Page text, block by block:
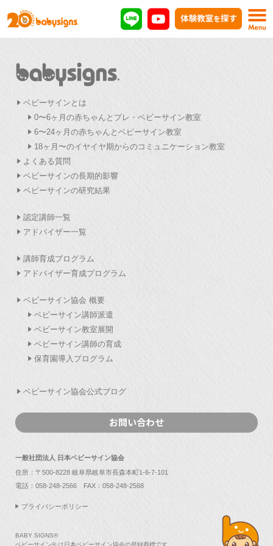
ベビーサインとは
0〜6ヶ月の赤ちゃんとプレ・ベビーサイン教室
6〜24ヶ月の赤ちゃんとベビーサイン教室
18ヶ月〜のイヤイヤ期からのコミュニケーション教室
よくある質問
ベビーサインの長期的影響
ベビーサインの研究結果
認定講師一覧
アドバイザー一覧
講師育成プログラム
アドバイザー育成プログラム
ベビーサイン協会 概要
ベビーサイン講師派遣
ベビーサイン教室展開
ベビーサイン講師の育成
保育園導入プログラム
ベビーサイン協会公式ブログ
お問い合わせ
一般社団法人 日本ベビーサイン協会
住所：〒500-8228 岐阜県岐阜市長森本町1-6-7-101
電話： 058-248-2566 FAX：058-248-2568
プライバシーポリシー
BABY SIGNS®
ベビーサイン® は日本ベビーサイン協会の登録商標です。